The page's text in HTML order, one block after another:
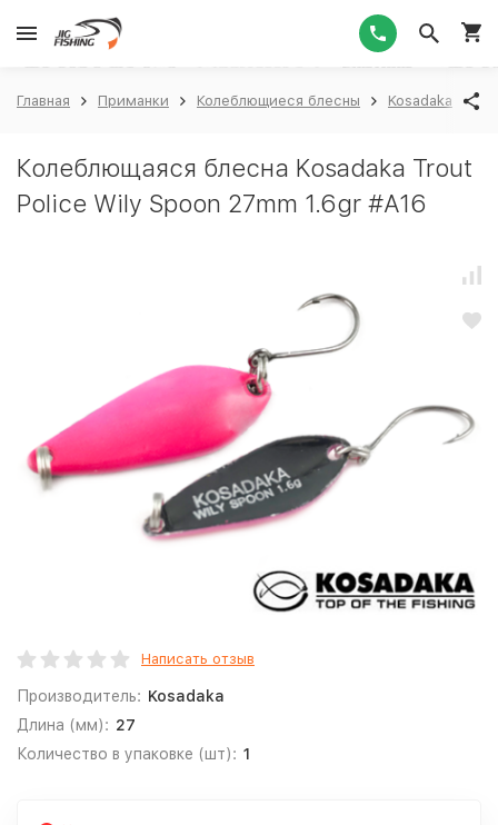
Главная Приманки Колеблющиеся блесны Kosadaka
Колеблющаяся блесна Kosadaka Trout
Police Wily Spoon 27mm 1.6gr #A16
Написать отзыв
Производитель: Kosadaka
Длина (мм): 27
Количество в упаковке (шт): 1